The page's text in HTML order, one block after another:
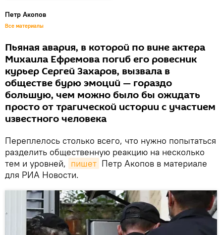
Петр Акопов
Все материалы
Пьяная авария, в которой по вине актера
Михаила Ефремова погиб его ровесник
курьер Сергей Захаров, вызвала в
обществе бурю эмоций — гораздо
большую, чем можно было бы ожидать
просто от трагической истории с участием
известного человека
Переплелось столько всего, что нужно попытаться
разделить общественную реакцию на несколько
тем и уровней, пишет Петр Акопов в материале
для РИА Новости.